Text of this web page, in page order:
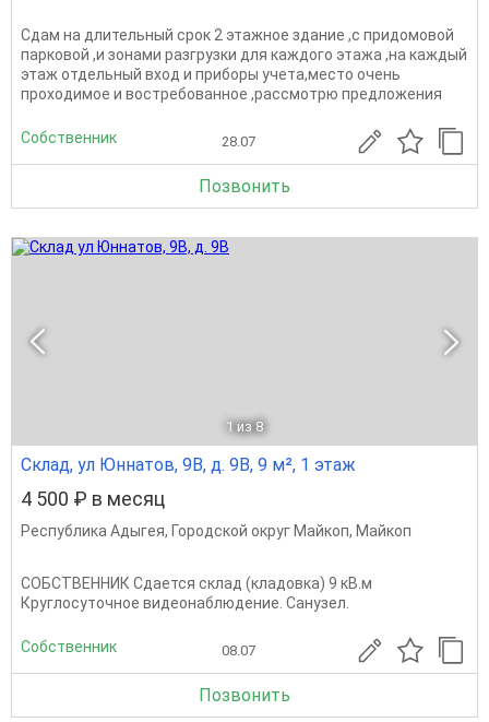
Сдам на длительный срок 2 этажное здание ,с придомовой
парковой ,и зонами разгрузки для каждого этажа ,на каждый
этаж отдельный вход и приборы учета,место очень
проходимое и востребованное ,рассмотрю предложения
Собственник 28.07
Позвонить
1 из 8
Склад, ул Юннатов, 9В, д. 9В, 9 м², 1 этаж
4 500 ₽ в месяц
Республика Адыгея, Городской округ Майкоп, Майкоп
СОБСТВЕННИК Сдается склад (кладовка) 9 кВ.м
Круглосуточное видеонаблюдение. Санузел.
Собственник 08.07
Позвонить